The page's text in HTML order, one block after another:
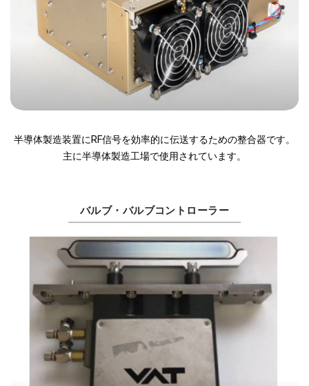
半導体製造装置にRF信号を効率的に伝送するための整合器です。
主に半導体製造工場で使用されています。
バルブ・バルブコントローラー